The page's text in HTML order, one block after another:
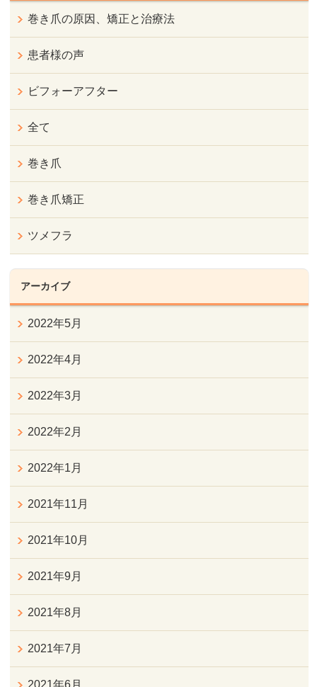
巻き爪の原因、矯正と治療法
患者様の声
ビフォーアフター
全て
巻き爪
巻き爪矯正
ツメフラ
アーカイブ
2022年5月
2022年4月
2022年3月
2022年2月
2022年1月
2021年11月
2021年10月
2021年9月
2021年8月
2021年7月
2021年6月